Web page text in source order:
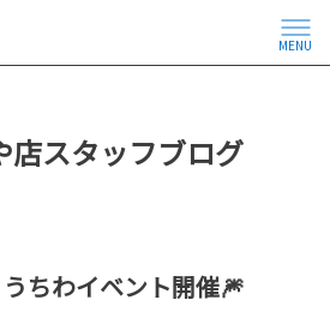
MENU
店スタッフブログ
ちわイベント開催🎆